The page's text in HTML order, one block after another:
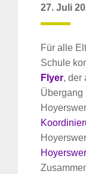
27. Juli
Für alle
Schule
Flyer, der
Übergang